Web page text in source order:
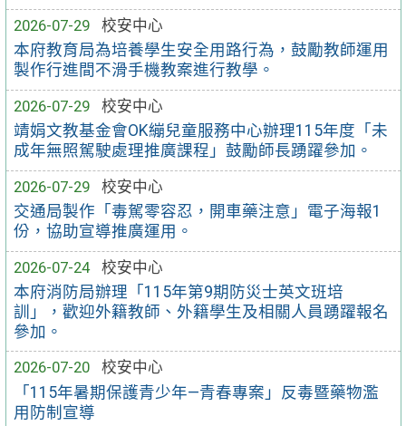
2026-07-29
校安中心
本府教育局為培養學生安全用路行為，鼓勵教師運用
製作行進間不滑手機教案進行教學。
2026-07-29
校安中心
靖娟文教基金會OK繃兒童服務中心辦理115年度「未
成年無照駕駛處理推廣課程」鼓勵師長踴躍參加。
2026-07-29
校安中心
交通局製作「毒駕零容忍，開車藥注意」電子海報1
份，協助宣導推廣運用。
2026-07-24
校安中心
本府消防局辦理「115年第9期防災士英文班培
訓」，歡迎外籍教師、外籍學生及相關人員踴躍報名
參加。
2026-07-20
校安中心
「115年暑期保護青少年—青春專案」反毒暨藥物濫
用防制宣導